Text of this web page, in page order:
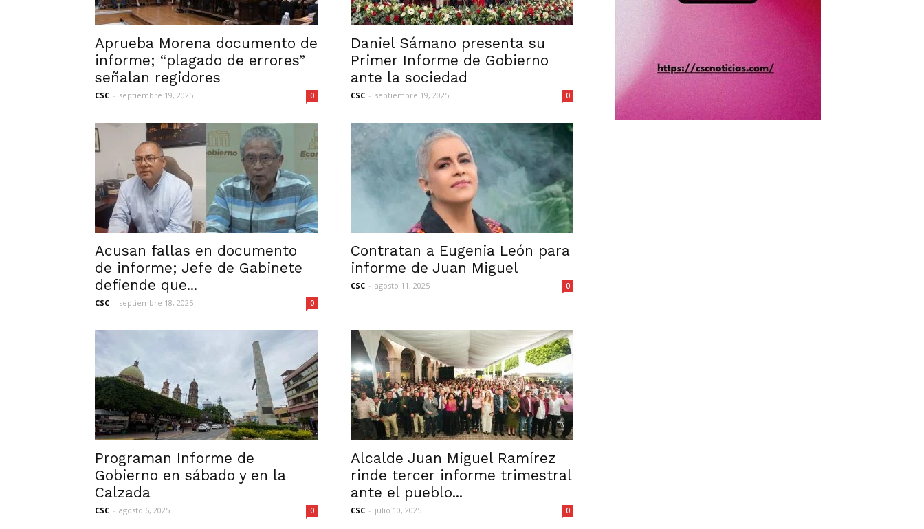
Aprueba Morena documento de
informe; “plagado de errores”
señalan regidores
CSC - septiembre 19, 2025 0
Daniel Sámano presenta su
Primer Informe de Gobierno
ante la sociedad
CSC - septiembre 19, 2025 0
Acusan fallas en documento
de informe; Jefe de Gabinete
defiende que...
CSC - septiembre 18, 2025 0
Contratan a Eugenia León para
informe de Juan Miguel
CSC - agosto 11, 2025 0
Programan Informe de
Gobierno en sábado y en la
Calzada
CSC - agosto 6, 2025 0
Alcalde Juan Miguel Ramírez
rinde tercer informe trimestral
ante el pueblo...
CSC - julio 10, 2025 0